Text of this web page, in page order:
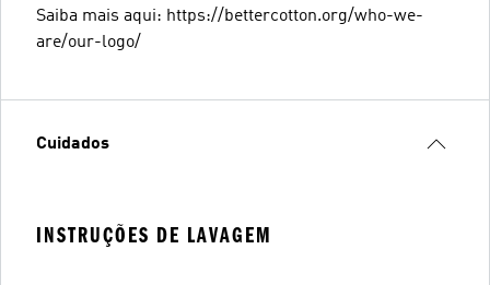
Saiba mais aqui: https://bettercotton.org/who-we-
are/our-logo/
Cuidados
INSTRUÇÕES DE LAVAGEM